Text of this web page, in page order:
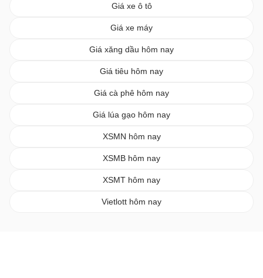
Giá xe ô tô
Giá xe máy
Giá xăng dầu hôm nay
Giá tiêu hôm nay
Giá cà phê hôm nay
Giá lúa gạo hôm nay
XSMN hôm nay
XSMB hôm nay
XSMT hôm nay
Vietlott hôm nay